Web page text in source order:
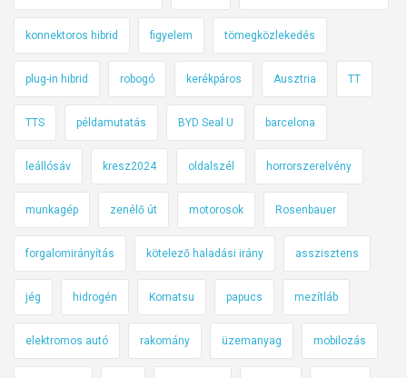
konnektoros hibrid figyelem tömegközlekedés
plug-in hibrid robogó kerékpáros Ausztria TT
TTS példamutatás BYD Seal U barcelona
leállósáv kresz2024 oldalszél horrorszerelvény
munkagép zenélő út motorosok Rosenbauer
forgalomirányítás kötelező haladási irány asszisztens
jég hidrogén Komatsu papucs mezítláb
elektromos autó rakomány üzemanyag mobilozás